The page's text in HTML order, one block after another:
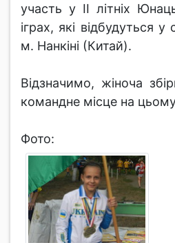
участь у ІІ літніх
іграх, які відбудуться
м. Нанкіні (Китай).
Відзначимо, жіноча
командне місце на цьому
Фото: